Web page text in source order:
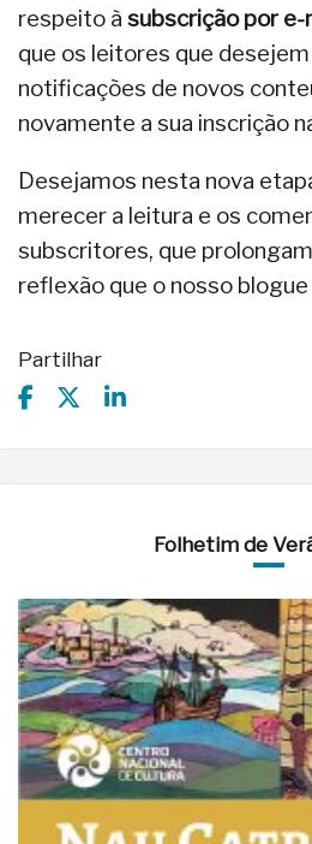
respeito à subscrição por e-
que os leitores que
notificações de novos
novamente a sua inscrição
Desejamos nesta nova
merecer a leitura e os
subscritores, que
reflexão que o nosso
Partilhar
Folhetim de